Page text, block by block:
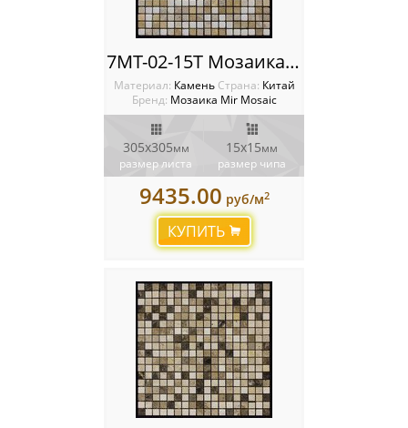
7MT-02-15T Мозаика Mir mosaic
Материал: Камень Cтрана: Китай
Бренд: Мозаика Mir Mosaic
305x305мм
размер листа
15х15мм
размер чипа
9435.00 руб/м2
КУПИТЬ